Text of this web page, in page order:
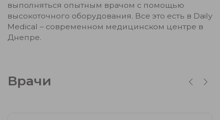
выполняться опытным врачом с помощью
высокоточного оборудования. Все это есть в Daily
Medical – современном медицинском центре в
Днепре.
Врачи